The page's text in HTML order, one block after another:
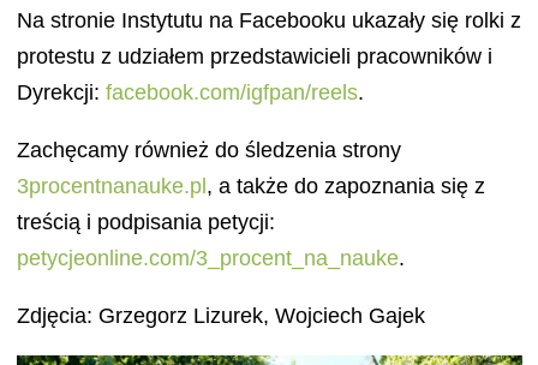
Na stronie Instytutu na Facebooku ukazały się rolki z
protestu z udziałem przedstawicieli pracowników i
Dyrekcji: facebook.com/igfpan/reels.
Zachęcamy również do śledzenia strony
3procentnanauke.pl , a także do zapoznania się z
treścią i podpisania petycji:
petycjeonline.com/3_procent_na_nauke.
Zdjęcia: Grzegorz Lizurek, Wojciech Gajek